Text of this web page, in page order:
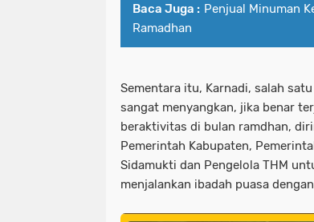
Baca Juga : Penjual Minuman
Ramadhan
Sementara itu, Karnadi, salah
sangat menyangkan, jika benar
beraktivitas di bulan ramdhan,
Pemerintah Kabupaten,
Sidamukti dan Pengelola THM
menjalankan ibadah puasa